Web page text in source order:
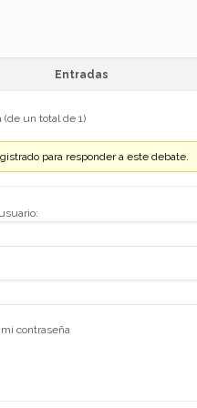
Entradas
(de un total de 1)
para responder a este debate.
contraseña